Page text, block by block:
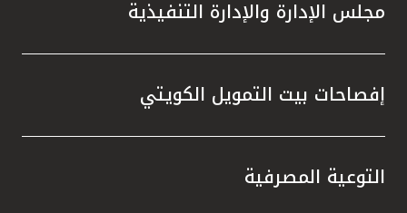
مجلس الإدارة والإدارة التنفيذية
إفصاحات بيت التمويل الكويتي
التوعية المصرفية